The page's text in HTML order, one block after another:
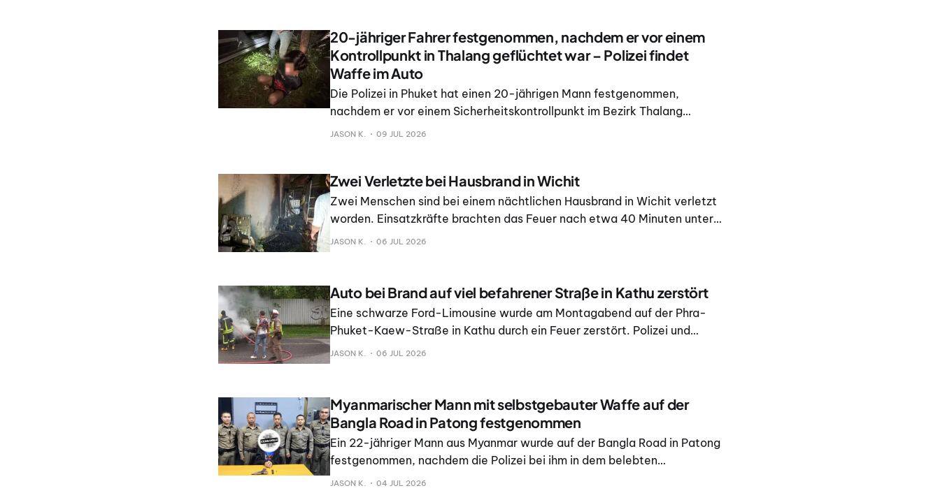
20-jähriger Fahrer festgenommen, nachdem er vor einem
Kontrollpunkt in Thalang geflüchtet war – Polizei findet
Waffe im Auto
Die Polizei in Phuket hat einen 20-jährigen Mann festgenommen,
nachdem er vor einem Sicherheitskontrollpunkt im Bezirk Thalang
geflüchtet war und später eine selbstgebaute Schusswaffe sowie
JASON K. 09 JUL 2026
Zwei Verletzte bei Hausbrand in Wichit
Zwei Menschen sind bei einem nächtlichen Hausbrand in Wichit verletzt
worden. Einsatzkräfte brachten das Feuer nach etwa 40 Minuten unter
Kontrolle. Die Einheit für Katastrophenschutz und Schadensminderung
JASON K. 06 JUL 2026
Auto bei Brand auf viel befahrener Straße in Kathu zerstört
Eine schwarze Ford-Limousine wurde am Montagabend auf der Phra-
Phuket-Kaew-Straße in Kathu durch ein Feuer zerstört. Polizei und
Kriminaltechniker untersuchen die Ursache. Die Polizei von Kathu teilte
JASON K. 06 JUL 2026
Myanmarischer Mann mit selbstgebauter Waffe auf der
Bangla Road in Patong festgenommen
Ein 22-jähriger Mann aus Myanmar wurde auf der Bangla Road in Patong
festgenommen, nachdem die Polizei bei ihm in dem belebten
Vergnügungsviertel eine selbstgebaute Handfeuerwaffe und Munition
JASON K. 04 JUL 2026